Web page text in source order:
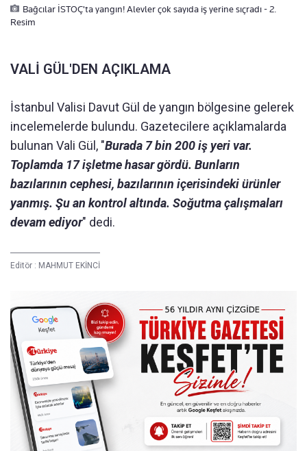
Bağcılar İSTOÇ'ta yangın! Alevler çok sayıda iş yerine sıçradı - 2.
Resim
VALİ GÜL'DEN AÇIKLAMA
İstanbul Valisi Davut Gül de yangın bölgesine gelerek
incelemelerde bulundu. Gazetecilere açıklamalarda
bulunan Vali Gül, "Burada 7 bin 200 iş yeri var.
Toplamda 17 işletme hasar gördü. Bunların
bazılarının cephesi, bazılarının içerisindeki ürünler
yanmış. Şu an kontrol altında. Soğutma çalışmaları
devam ediyor" dedi.
Editör : MAHMUT EKİNCİ